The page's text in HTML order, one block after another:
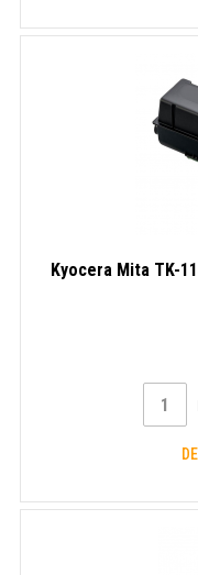
Kyocera Mita TK-